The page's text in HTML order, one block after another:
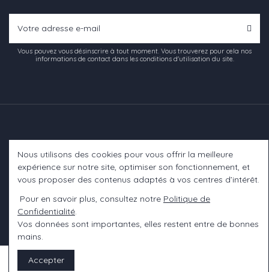
Vous pouvez vous désinscrire à tout moment. Vous trouverez pour cela nos
informations de contact dans les conditions d'utilisation du site.
Informations
Contact us
Nous utilisons des cookies pour vous offrir la meilleure
expérience sur notre site, optimiser son fonctionnement, et
vous proposer des contenus adaptés à vos centres d’intérêt.
Pour en savoir plus, consultez notre Politique de
Confidentialité.
Vos données sont importantes, elles restent entre de bonnes
mains.
Accepter